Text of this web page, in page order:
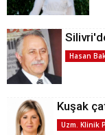
Hasan
Kuşak
Uzm. Klinik